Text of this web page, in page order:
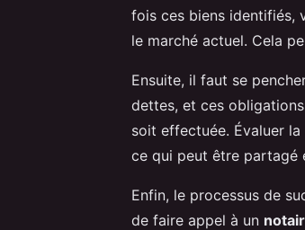
fois ces biens identifiés,
le marché actuel. Cela
Ensuite, il faut se
dettes, et ces
soit effectuée. Évaluer
ce qui peut être partagé
Enfin, le processus de
de faire appel à un